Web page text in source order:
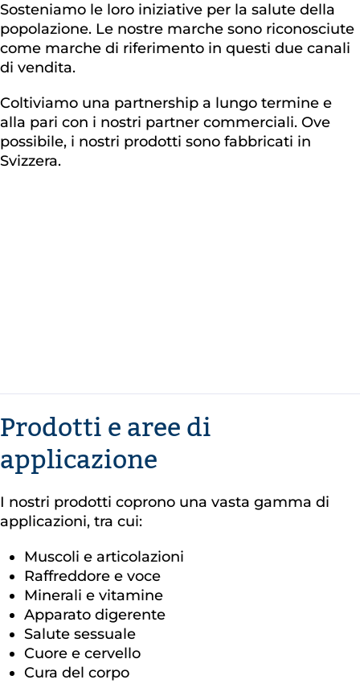
Sosteniamo le loro iniziative per la salute della
popolazione. Le nostre marche sono riconosciute
come marche di riferimento in questi due canali
di vendita.
Coltiviamo una partnership a lungo termine e
alla pari con i nostri partner commerciali. Ove
possibile, i nostri prodotti sono fabbricati in
Svizzera.
Prodotti e aree di
applicazione
I nostri prodotti coprono una vasta gamma di
applicazioni, tra cui:
Muscoli e articolazioni
Raffreddore e voce
Minerali e vitamine
Apparato digerente
Salute sessuale
Cuore e cervello
Cura del corpo